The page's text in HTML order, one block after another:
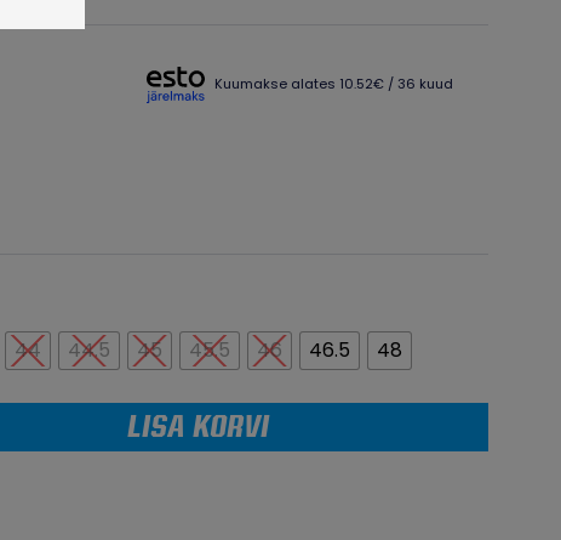
Kuumakse alates 10.52€ / 36 kuud
44 44.5 45 45.5 46 46.5 48
LISA KORVI